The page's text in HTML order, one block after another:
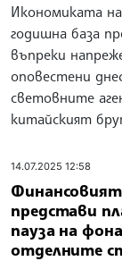
Икономиката
годишна база
въпреки
оповестени
световните
китайският
14.07.2025 12:58
Финансовият
представи
пауза на
отделните